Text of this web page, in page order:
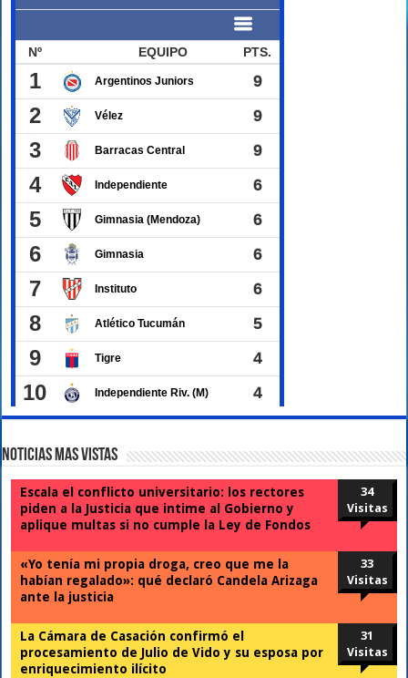
Noticias Mas Vistas
Escala el conflicto universitario: los rectores
piden a la Justicia que intime al Gobierno y
aplique multas si no cumple la Ley de Fondos
34
Visitas
«Yo tenía mi propia droga, creo que me la
habían regalado»: qué declaró Candela Arizaga
ante la justicia
33
Visitas
La Cámara de Casación confirmó el
procesamiento de Julio de Vido y su esposa por
enriquecimiento ilícito
31
Visitas